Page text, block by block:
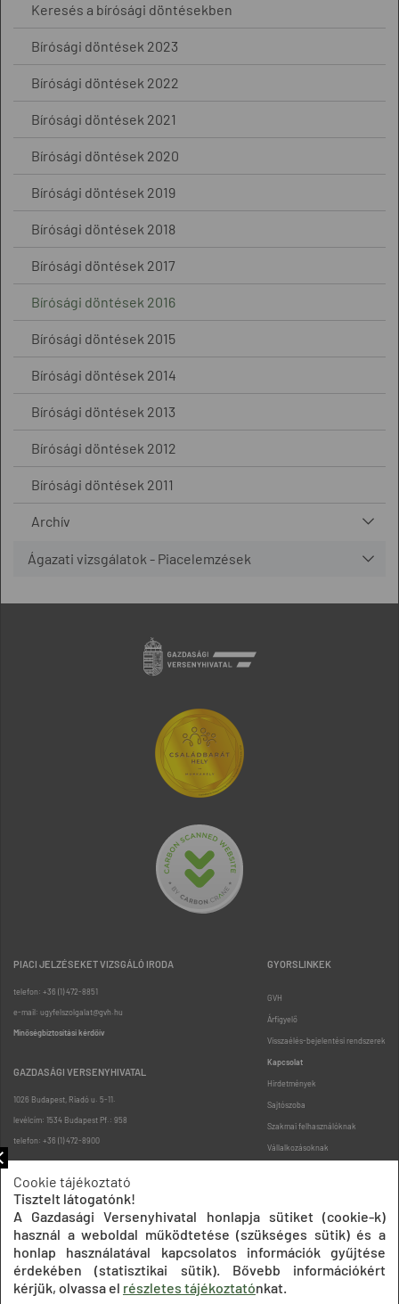
Keresés a bírósági döntésekben
Bírósági döntések 2023
Bírósági döntések 2022
Bírósági döntések 2021
Bírósági döntések 2020
Bírósági döntések 2019
Bírósági döntések 2018
Bírósági döntések 2017
Bírósági döntések 2016
Bírósági döntések 2015
Bírósági döntések 2014
Bírósági döntések 2013
Bírósági döntések 2012
Bírósági döntések 2011
Archív
Ágazati vizsgálatok - Piacelemzések
PIACI JELZÉSEKET VIZSGÁLÓ IRODA
telefon: +36 (1) 472-8851
e-mail: ugyfelszolgalat@gvh.hu
Minőségbiztosítási kérdőív
GAZDASÁGI VERSENYHIVATAL
1026 Budapest, Riadó u. 5-11.
levélcím: 1534 Budapest Pf.: 958
telefon: +36 (1) 472-8900
GYORSLINKEK
GVH
Árfigyelő
Visszaélés-bejelentési rendszerek
Kapcsolat
Hirdetmények
Sajtószoba
Szakmai felhasználóknak
Vállalkozásoknak
Oldaltérkép
Cookie tájékoztató
Tisztelt látogatónk!
A Gazdasági Versenyhivatal honlapja sütiket (cookie-k)
használ a weboldal működtetése (szükséges sütik) és a
honlap használatával kapcsolatos információk gyűjtése
érdekében (statisztikai sütik). Bővebb információkért
kérjük, olvassa el részletes tájékoztatónkat.